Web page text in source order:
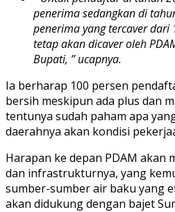
penerima sedangkan di
penerima yang tercaver
tetap akan dicaver oleh
Bupati, ” ucapnya.
Ia berharap 100 persen
bersih meskipun ada plus dan
tentunya sudah paham apa
daerahnya akan kondisi
Harapan ke depan PDAM akan
dan infrastrukturnya, yang
sumber-sumber air baku yang
akan didukung dengan bajet